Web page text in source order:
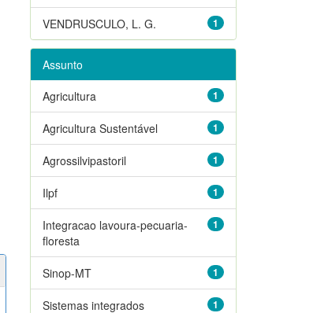
1
VENDRUSCULO, L. G.
Assunto
1
Agricultura
1
Agricultura Sustentável
1
Agrossilvipastoril
1
Ilpf
1
Integracao lavoura-pecuaria-
floresta
1
Sinop-MT
1
Sistemas integrados